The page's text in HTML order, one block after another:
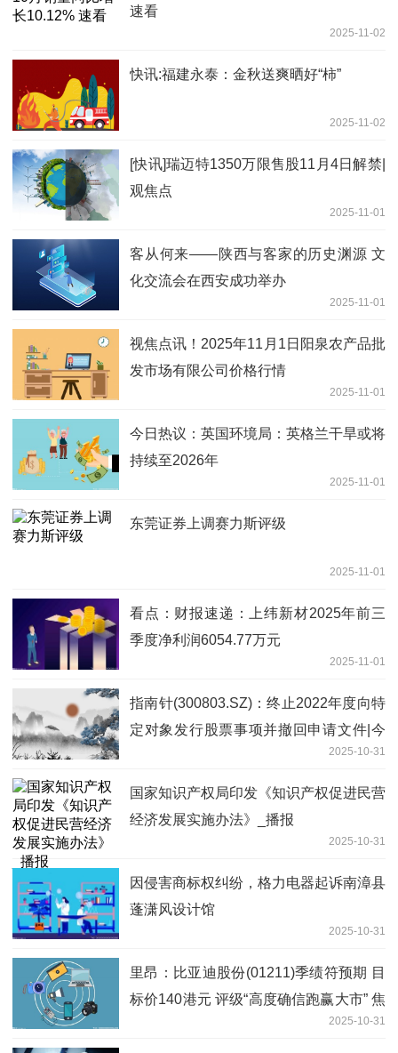
速看
2025-11-02
快讯:福建永泰：金秋送爽晒好“柿”
2025-11-02
[快讯]瑞迈特1350万限售股11月4日解禁|
观焦点
2025-11-01
客从何来——陕西与客家的历史渊源 文
化交流会在西安成功举办
2025-11-01
视焦点讯！2025年11月1日阳泉农产品批
发市场有限公司价格行情
2025-11-01
今日热议：英国环境局：英格兰干旱或将
持续至2026年
2025-11-01
东莞证券上调赛力斯评级
2025-11-01
看点：财报速递：上纬新材2025年前三
季度净利润6054.77万元
2025-11-01
指南针(300803.SZ)：终止2022年度向特
定对象发行股票事项并撤回申请文件|今
2025-10-31
国家知识产权局印发《知识产权促进民营
经济发展实施办法》_播报
2025-10-31
因侵害商标权纠纷，格力电器起诉南漳县
蓬潇风设计馆
2025-10-31
里昂：比亚迪股份(01211)季绩符预期 目
标价140港元 评级“高度确信跑赢大市” 焦
2025-10-31